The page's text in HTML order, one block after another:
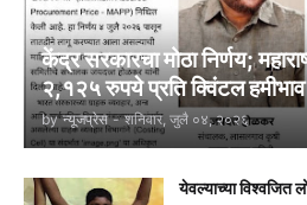
केंद्र सरकारचा मोठा निर्णय;
२,१२५ रुपये प्रति क्विंटल हमीभाव
by न्यूजप्रेस - शनिवार, जुलै ०४, २०२६
येवल्याच्या विश्वजित